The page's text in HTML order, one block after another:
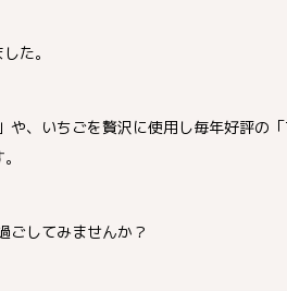
た。
、いちごを贅沢に使用し毎年好評の「
ごしてみませんか？